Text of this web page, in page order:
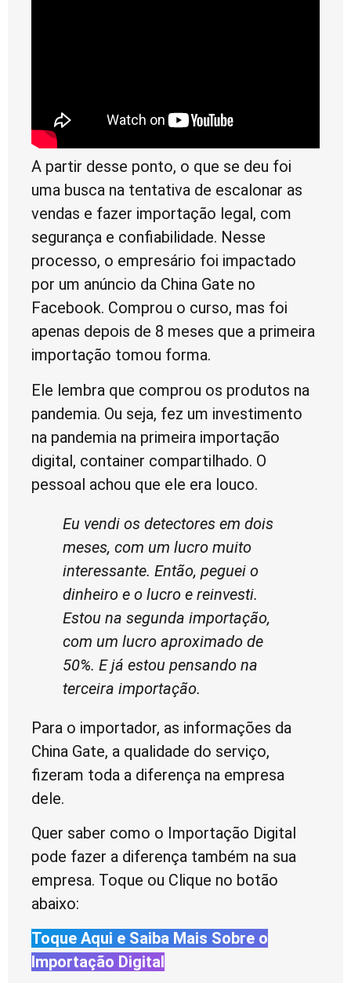
A partir desse ponto, o que se deu foi
uma busca na tentativa de escalonar as
vendas e fazer importação legal, com
segurança e confiabilidade. Nesse
processo, o empresário foi impactado
por um anúncio da China Gate no
Facebook. Comprou o curso, mas foi
apenas depois de 8 meses que a primeira
importação tomou forma.
Ele lembra que comprou os produtos na
pandemia. Ou seja, fez um investimento
na pandemia na primeira importação
digital, container compartilhado. O
pessoal achou que ele era louco.
Eu vendi os detectores em dois
meses, com um lucro muito
interessante. Então, peguei o
dinheiro e o lucro e reinvesti.
Estou na segunda importação,
com um lucro aproximado de
50%. E já estou pensando na
terceira importação.
Para o importador, as informações da
China Gate, a qualidade do serviço,
fizeram toda a diferença na empresa
dele.
Quer saber como o Importação Digital
pode fazer a diferença também na sua
empresa. Toque ou Clique no botão
abaixo:
Toque Aqui e Saiba Mais Sobre o
Importação Digital